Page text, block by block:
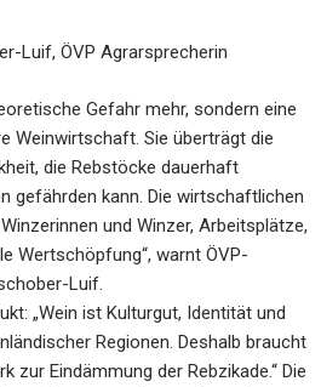
Luif, ÖVP Agrarsprecherin
Gefahr mehr, sondern eine
Weinwirtschaft. Sie überträgt die
die Rebstöcke dauerhaft
gefährden kann. Die wirtschaftlichen
und Winzer, Arbeitsplätze,
Wertschöpfung“, warnt ÖVP-
Luif.
„Wein ist Kulturgut, Identität und
Regionen. Deshalb braucht
zur Eindämmung der Rebzikade.“ Die